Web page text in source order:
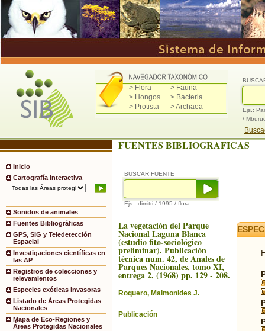
> Flora
> Fauna
> Hongos
> Bacteria
> Protista
> Archaea
Ejs.:
/
Inicio
Cartografía interactiva
Sonidos de animales
Fuentes Bibliográficas
GPS, SIG y Teledetección
Espacial
Investigaciones científicas en
las AP
Registros de colecciones y
relevamientos
Especies exóticas invasoras
Listado de Áreas Protegidas
Nacionales
Mapa de Eco-Regiones y
Áreas Protegidas Nacionales
FUENTES BIBLIOGRAFICAS
BUSCAR FUENTE
Ejs.: dimitri / 1995 / flora
La vegetación del Parque
Nacional Laguna Blanca
(estudio fito-sociológico
preliminar). Publicación
técnica num. 42, de Anales de
Parques Nacionales, tomo XI,
entrega 2, (1968) pp. 129 - 208.
Roquero, Maimonides J.
Publicación